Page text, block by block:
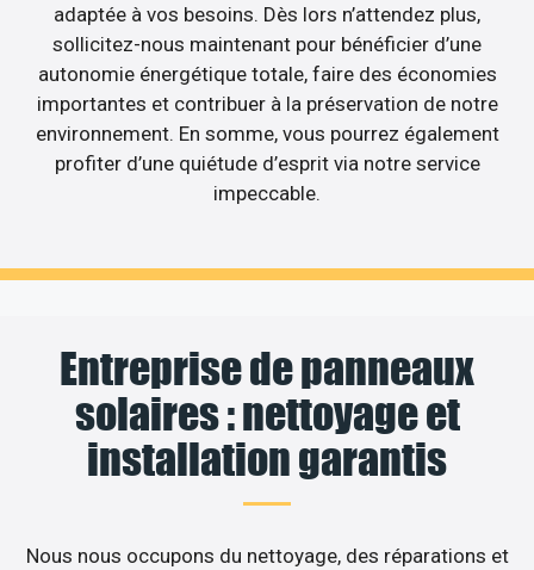
adaptée à vos besoins. Dès lors n’attendez plus,
sollicitez-nous maintenant pour bénéficier d’une
autonomie énergétique totale, faire des économies
importantes et contribuer à la préservation de notre
environnement. En somme, vous pourrez également
profiter d’une quiétude d’esprit via notre service
impeccable.
Entreprise de panneaux
solaires : nettoyage et
installation garantis
Nous nous occupons du nettoyage, des réparations et